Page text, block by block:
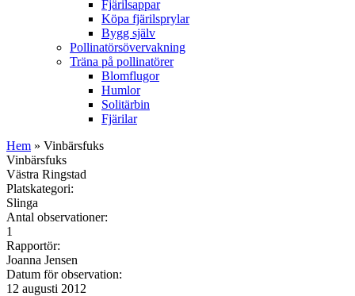
Fjärilsappar
Köpa fjärilsprylar
Bygg själv
Pollinatörsövervakning
Träna på pollinatörer
Blomflugor
Humlor
Solitärbin
Fjärilar
Hem » Vinbärsfuks
Vinbärsfuks
Västra Ringstad
Platskategori:
Slinga
Antal observationer:
1
Rapportör:
Joanna Jensen
Datum för observation:
12 augusti 2012